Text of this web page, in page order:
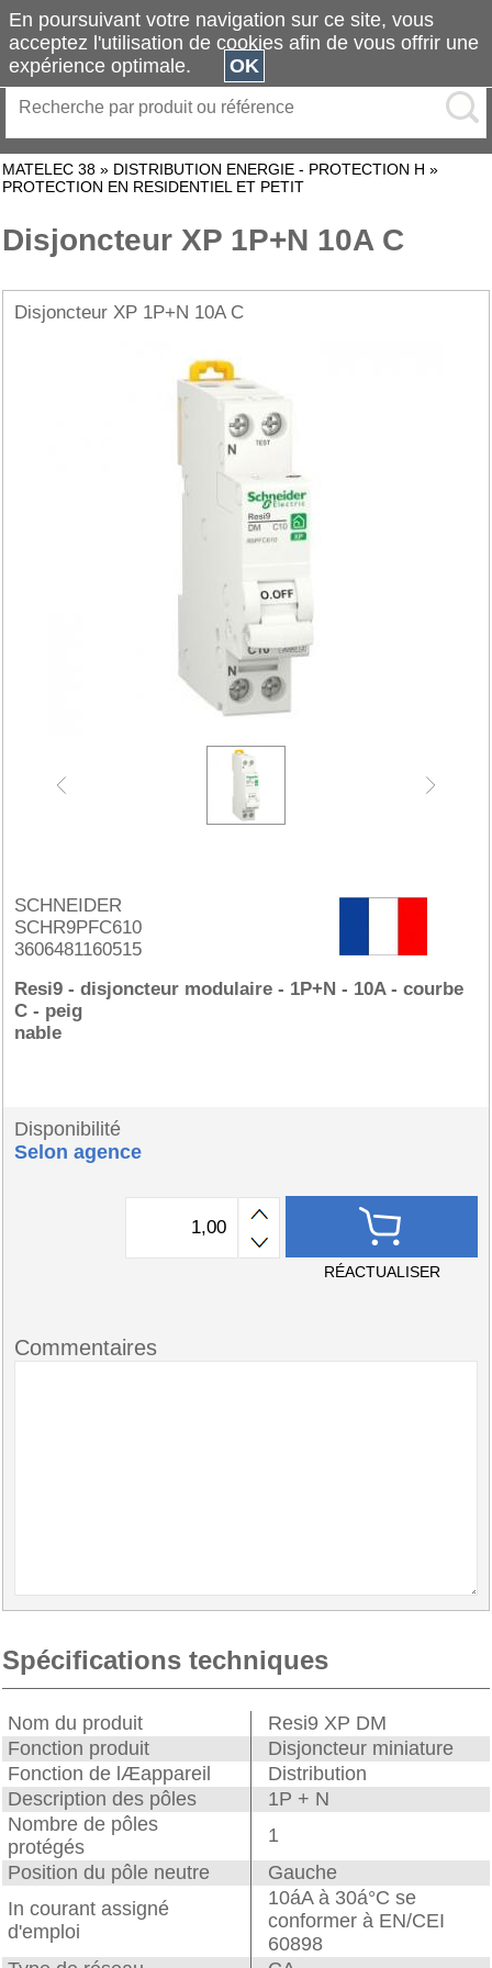
MATELEC 38 » DISTRIBUTION ENERGIE - PROTECTION H »
PROTECTION EN RESIDENTIEL ET PETIT
Disjoncteur XP 1P+N 10A C
Disjoncteur XP 1P+N 10A C
SCHNEIDER
SCHR9PFC610
3606481160515
Resi9 - disjoncteur modulaire - 1P+N - 10A - courbe
C - peig
nable
Disponibilité
Selon agence
RÉACTUALISER
Commentaires
Spécifications techniques
Nom du produit
Resi9 XP DM
Fonction produit
Disjoncteur miniature
Fonction de lÆappareil
Distribution
Description des pôles
1P + N
Nombre de pôles
protégés
1
Position du pôle neutre
Gauche
In courant assigné
d'emploi
10áA à 30á°C se
conformer à EN/CEI
60898
En poursuivant votre navigation sur ce site, vous
acceptez l'utilisation de cookies afin de vous offrir une
expérience optimale.
OK